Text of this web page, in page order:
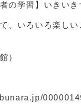
の学習】いきいき
、いろいろ楽しい
）